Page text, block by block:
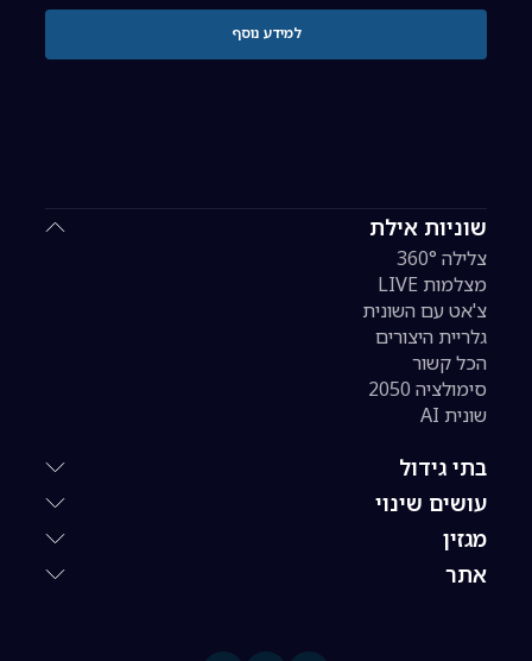
שוניות אילת
צלילה 360°
מצלמות LIVE
צ'אט עם השונית
גלריית היצורים
הכל קשור
סימולציה 2050
שונית AI
בתי גידול
עושים שינוי
מגזין
אתר
למידע נוסף